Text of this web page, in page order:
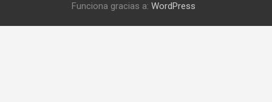
Funciona gracias a: WordPress